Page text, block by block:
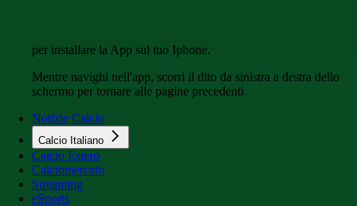
per installare la App sul tuo Iphone.
Mentre navighi nell'app, scorri il dito da sinistra a destra dello
schermo per tornare alle pagine precedenti
Notizie Calcio
Calcio Italiano
Calcio Estero
Calciomercato
Streaming
eSports